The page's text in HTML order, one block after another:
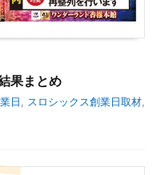
果まとめ
日, スロシックス創業日取材,